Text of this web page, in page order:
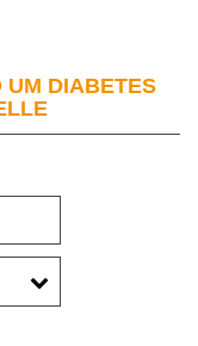
UM DIABETES